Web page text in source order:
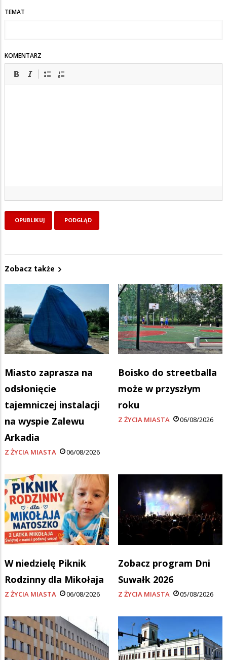
TEMAT
KOMENTARZ
Zobacz także
Miasto zaprasza na
odsłonięcie
tajemniczej instalacji
na wyspie Zalewu
Arkadia
Z ŻYCIA MIASTA 06/08/2026
Boisko do streetballa
może w przyszłym
roku
Z ŻYCIA MIASTA 06/08/2026
W niedzielę Piknik
Rodzinny dla Mikołaja
Z ŻYCIA MIASTA 06/08/2026
Zobacz program Dni
Suwałk 2026
Z ŻYCIA MIASTA 05/08/2026